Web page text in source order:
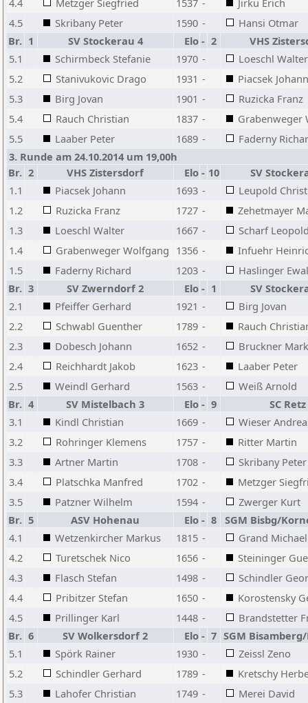
4.4
Metzger Siegfried 1537 -
Jirku Erich
4.5
Skribany Peter 1590 -
Hansi Otmar
Br. 1 SV Stockerau 4 Elo - 2
VHS
5.1
Schirmbeck Stefanie 1970 -
Loeschl Walter
5.2
Stanivukovic Drago 1931 -
Piacsek Johann
5.3
Birg Jovan 1901 -
Ruzicka Franz
5.4
Rauch Christian 1837 -
Grabenweger
5.5
Laaber Peter 1689 -
Faderny
3. Runde am 24.10.2014 um 19,00h
Br. 2 VHS Zistersdorf Elo - 10
SV
1.1
Piacsek Johann 1693 -
Leupold
1.2
Ruzicka Franz 1727 -
Zehetmayer
1.3
Loeschl Walter 1667 -
Scharf
1.4
Grabenweger Wolfgang 1356 -
Infuehr
1.5
Faderny Richard 1203 -
Haslinger
Br. 3 SV Zwerndorf 2 Elo - 1
SV
2.1
Pfeiffer Gerhard 1921 -
Birg Jovan
2.2
Schwabl Guenther 1789 -
Rauch
2.3
Dobesch Johann 1652 -
Bruckner
2.4
Reichhardt Jakob 1623 -
Laaber Peter
2.5
Weindl Gerhard 1563 -
Weiß Arnold
Br. 4 SV Mistelbach 3 Elo - 9
SC Retz
3.1
Kindl Christian 1669 -
Wieser
3.2
Rohringer Klemens 1757 -
Ritter Martin
3.3
Artner Martin 1708 -
Skribany Peter
3.4
Platschka Manfred 1702 -
Metzger
3.5
Patzner Wilhelm 1594 -
Zwerger Kurt
Br. 5 ASV Hohenau Elo - 8 SGM Bisbg/
4.1
Wetzenkircher Markus 1815 -
Grand Michael
4.2
Turetschek Nico 1656 -
Steininger
4.3
Flasch Stefan 1498 -
Schindler
4.4
Pribitzer Stefan 1650 -
Korostensky
4.5
Prillinger Karl 1448 -
Brandstetter
Br. 6 SV Wolkersdorf 2 Elo - 7 SGM
5.1
Spörk Rainer 1930 -
Zeissl Zeno
5.2
Schindler Gerhard 1789 -
Kretschy
5.3
Lahofer Christian 1749 - Merei David